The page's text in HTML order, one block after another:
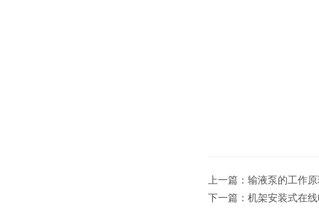
上一篇： 输液泵的工作
下一篇： 机架安装式在